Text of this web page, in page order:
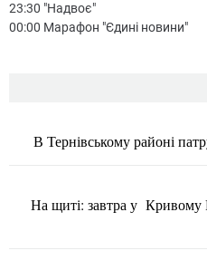
23:30 "Надвоє"
00:00 Марафон "Єдині новини"
В Тернівському районі
На щиті: завтра у Кривому